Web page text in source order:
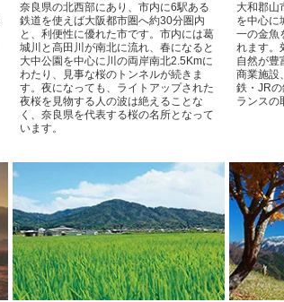
奈良県の北西部にあり、市内に6駅ある
鉄道を使えば大阪都市圏へ約30分圏内
と、利便性に優れた市です。市内には葛
城川と高田川が南北に流れ、春になると
大中公園を中心に川の両岸南北2.5Kmに
わたり、見事な桜のトンネルが続きま
す。夜になっても、ライトアップされた
夜桜を見物する人の波は絶えることな
く、奈良県を代表する桜の名所となって
います。
大和郡山
を中心に
一の金魚
れます。
自然が豊
商業施設
鉄・JR
ランスの